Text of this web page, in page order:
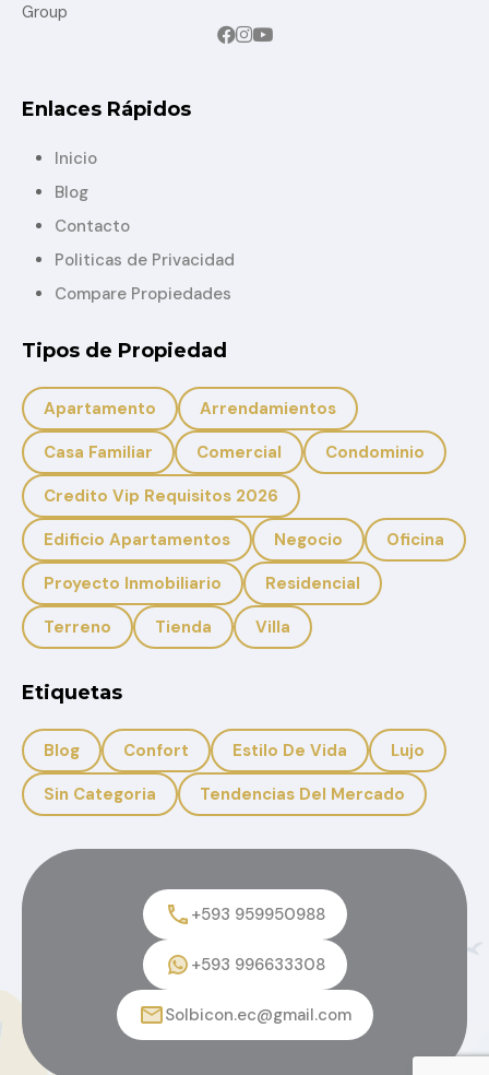
Group
Enlaces Rápidos
Inicio
Blog
Contacto
Politicas de Privacidad
Compare Propiedades
Tipos de Propiedad
Apartamento
Arrendamientos
Casa Familiar
Comercial
Condominio
Credito Vip Requisitos 2026
Edificio Apartamentos
Negocio
Oficina
Proyecto Inmobiliario
Residencial
Terreno
Tienda Villa
Etiquetas
Blog Confort Estilo De Vida
Lujo
Sin Categoria
Tendencias Del Mercado
+593 959950988
+593 996633308
Solbicon.ec@gmail.com